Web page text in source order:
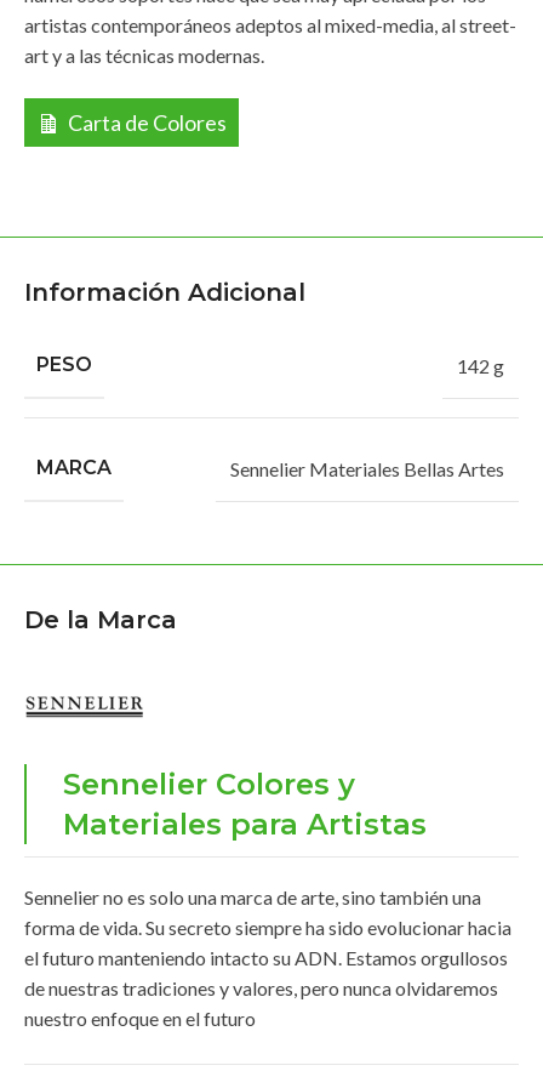
artistas contemporáneos adeptos al mixed-media, al street-
art y a las técnicas modernas.
Carta de Colores
Información Adicional
PESO 142 g
MARCA Sennelier Materiales Bellas Artes
De la Marca
Sennelier Colores y
Materiales para Artistas
Sennelier no es solo una marca de arte, sino también una
forma de vida. Su secreto siempre ha sido evolucionar hacia
el futuro manteniendo intacto su ADN. Estamos orgullosos
de nuestras tradiciones y valores, pero nunca olvidaremos
nuestro enfoque en el futuro